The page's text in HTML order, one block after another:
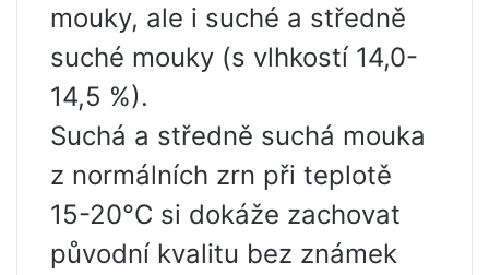
mouky, ale i suché a středně
suché mouky (s vlhkostí 14,0-
14,5 %).
Suchá a středně suchá mouka
z normálních zrn při teplotě
15-20°C si dokáže zachovat
původní kvalitu bez známek